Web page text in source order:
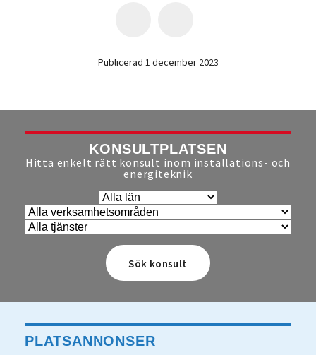
Publicerad 1 december 2023
KONSULTPLATSEN
Hitta enkelt rätt konsult inom installations- och
energiteknik
PLATSANNONSER